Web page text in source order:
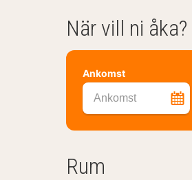
När vill ni åka?
Ankomst
Ankomst
Rum